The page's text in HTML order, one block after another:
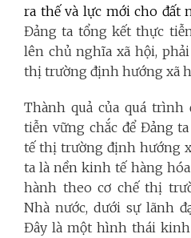
ra thế và lực mới cho đất
Đảng ta tổng kết thực
lên chủ nghĩa xã hội,
thị trường định hướng xã
Thành quả của quá
tiễn vững chắc để Đảng
tế thị trường định hướng
ta là nền kinh tế hàng
hành theo cơ chế thị
Nhà nước, dưới sự lãnh
Đây là một hình thái